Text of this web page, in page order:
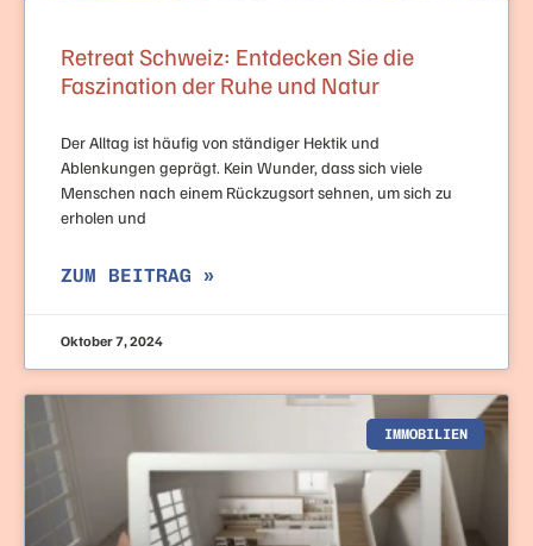
Retreat Schweiz: Entdecken Sie die
Faszination der Ruhe und Natur
Der Alltag ist häufig von ständiger Hektik und
Ablenkungen geprägt. Kein Wunder, dass sich viele
Menschen nach einem Rückzugsort sehnen, um sich zu
erholen und
ZUM BEITRAG »
Oktober 7, 2024
IMMOBILIEN